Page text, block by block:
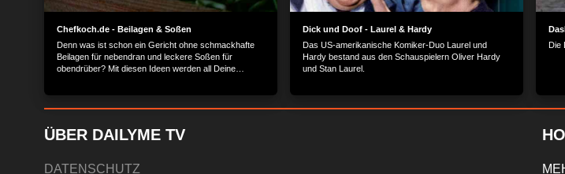
Chefkoch.de - Beilagen & Soßen
Denn was ist schon ein Gericht ohne schmackhafte
Beilagen für nebendran und leckere Soßen für
obendrüber? Mit diesen Ideen werden all Deine
Dick und Doof - Laurel & Hardy
Das US-amerikanische Komiker-Duo Laurel und
Hardy bestand aus den Schauspielern Oliver Hardy
und Stan Laurel.
Die
ÜBER DAILYME TV
DATENSCHUTZ